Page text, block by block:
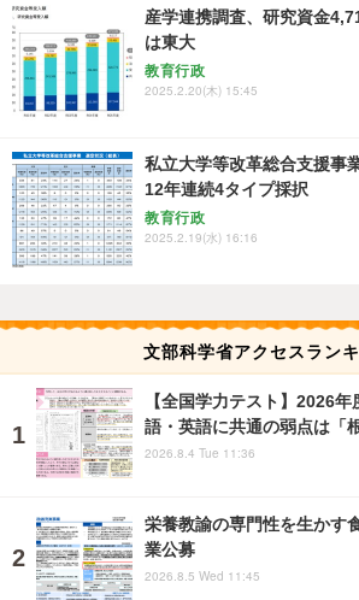
産学連携調査、研究資金
は東大
教育行政
2025.2.20(木) 15:45
私立大学等改革総合支援事
12年連続4タイプ採択
教育行政
2025.2.19(水) 16:16
文部科学省アクセスラン
【全国学力テスト】2026
語・英語に共通の弱点は「
2026.8.4 Tue 11:36
栄養教諭の専門性を生かす
業公募
2026.8.5 Wed 11:45